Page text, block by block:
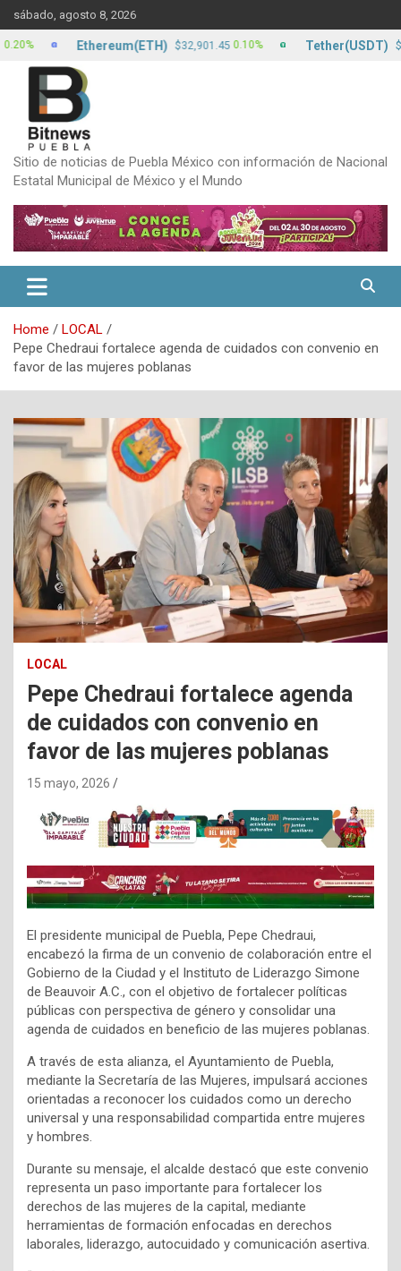
Skip
to
content
sábado, agosto 8, 2026
Sitio de noticias de Puebla México con información de Nacional
Estatal Municipal de México y el Mundo
Home
LOCAL
Pepe Chedraui fortalece agenda de cuidados con convenio en
favor de las mujeres poblanas
LOCAL
Pepe Chedraui fortalece agenda
de cuidados con convenio en
favor de las mujeres poblanas
15 mayo, 2026
El presidente municipal de Puebla, Pepe Chedraui,
encabezó la firma de un convenio de colaboración entre el
Gobierno de la Ciudad y el Instituto de Liderazgo Simone
de Beauvoir A.C., con el objetivo de fortalecer políticas
públicas con perspectiva de género y consolidar una
agenda de cuidados en beneficio de las mujeres poblanas.
A través de esta alianza, el Ayuntamiento de Puebla,
mediante la Secretaría de las Mujeres, impulsará acciones
orientadas a reconocer los cuidados como un derecho
universal y una responsabilidad compartida entre mujeres
y hombres.
Durante su mensaje, el alcalde destacó que este convenio
representa un paso importante para fortalecer los
derechos de las mujeres de la capital, mediante
herramientas de formación enfocadas en derechos
laborales, liderazgo, autocuidado y comunicación asertiva.
Ethereum(ETH) $32,901.45 0.10% Tether(USDT) $17.12